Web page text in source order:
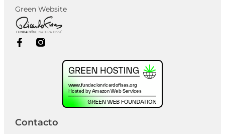
Green Website
Contacto